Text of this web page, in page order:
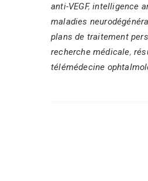
anti-VEGF,intelligence
maladies
plans de traitement
recherche médicale,
télémédecine